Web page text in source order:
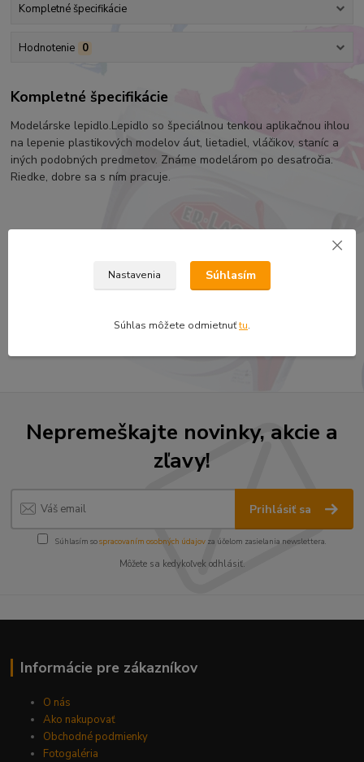
Kompletné špecifikácie
Hodnotenie 0
Kompletné špecifikácie
Modelárske lepidlo.Lepidlo so špeciálnou tenkou aplikačnou ihlou
na lepenie plastikových modelov áut, lietadiel, vláčikov, staníc a
iných podobných predmetov. Známe modelárom po desaťročia.
Riedke, dobre sa s ním pracuje.
DOPLNKOVÝ SORTIMENT
špeciálne lepidlá
Nepremeškajte novinky, akcie a
zľavy!
Prihlásiť sa
Súhlasím sospracovaním osobných údajov za účelom zasielania newslettera.
Môžete sa kedykoľvek odhlásiť.
Informácie pre zákazníkov
O nás
Ako nakupovať
Obchodné podmienky
Fotogaléria
Nastavenia Súhlasím
Súhlas môžete odmietnuťtu.